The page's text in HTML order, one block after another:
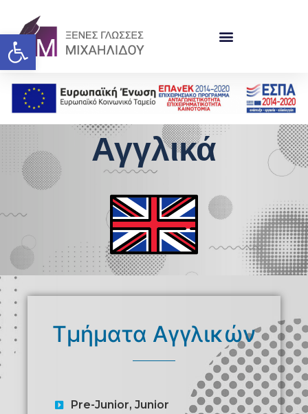
Ανοίξτε τη γραμμή
Αγγλικά
Τμήματα Αγγλικών
Pre-Junior, Junior